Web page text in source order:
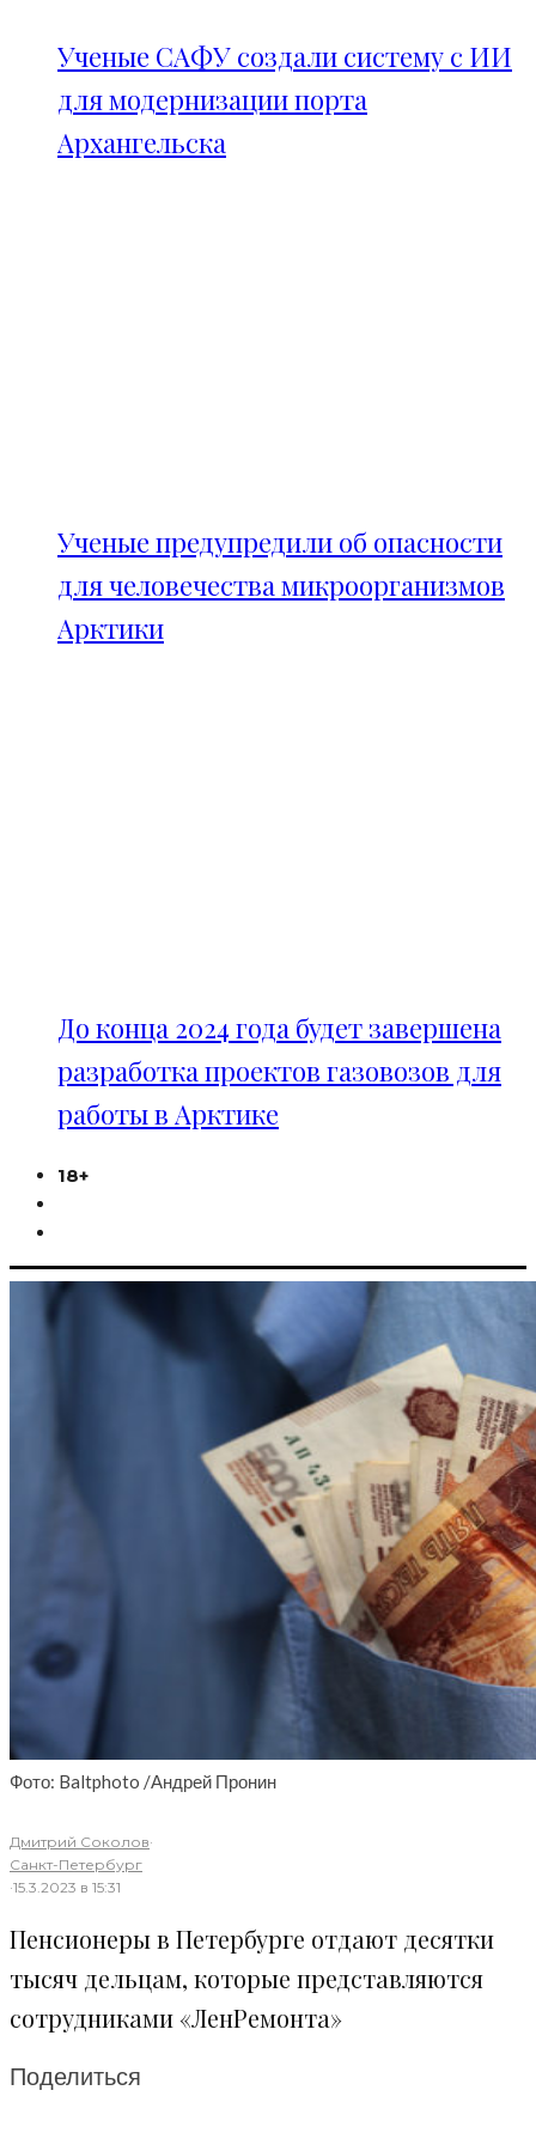
Ученые САФУ создали систему с ИИ
для модернизации порта
Архангельска
Ученые предупредили об опасности
для человечества микроорганизмов
Арктики
До конца 2024 года будет завершена
разработка проектов газовозов для
работы в Арктике
18+
Фото: Baltphoto /Андрей Пронин
Дмитрий Соколов·
Санкт-Петербург
·15.3.2023 в 15:31
Пенсионеры в Петербурге отдают десятки
тысяч дельцам, которые представляются
сотрудниками «ЛенРемонта»
Поделиться